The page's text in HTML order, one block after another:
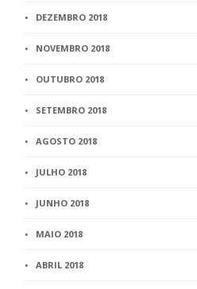
DEZEMBRO 2018
NOVEMBRO 2018
OUTUBRO 2018
SETEMBRO 2018
AGOSTO 2018
JULHO 2018
JUNHO 2018
MAIO 2018
ABRIL 2018